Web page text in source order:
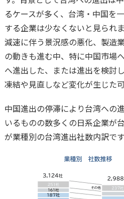
るケースが多く、台湾・中国を
する企業は少なくないと見られ
減速に伴う景況感の悪化、製造
の動きも進む中、特に中国市場
へ進出した、または進出を検討
凍結や見直しなど変化が生じた
中国進出の停滞により台湾への
いるものの数多くの日系企業が
が業種別の台湾進出社数内訳です